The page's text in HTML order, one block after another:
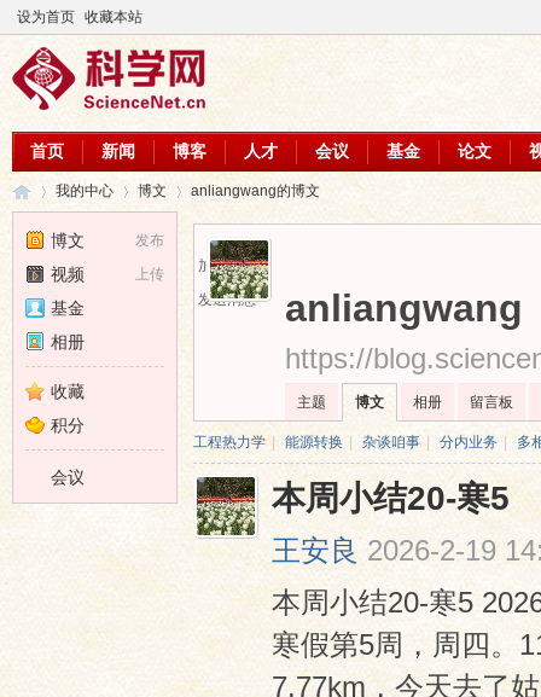
设为首页 收藏本站
首页 新闻 博客 人才 会议 基金 论文
›
我的中心 博文 anliangwang的博文
加为好友
发送消息
anliangwang
https://
主题 博文 相册 留言板
工程热力学 能源转换 杂谈咱事 分内业务 多
本周小结20-寒5
王安良 2026-2-19
本周小结20-寒5
寒假第5周，周四。
7.77km，今天去了
发布
博文
上传
视频
基金
相册
收藏
积分
会议